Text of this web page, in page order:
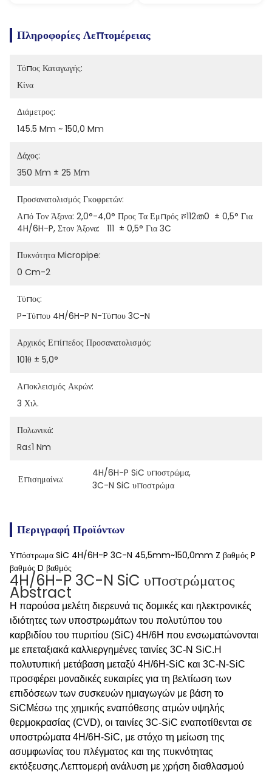
Πληροφορίες Λεπτομέρειας
Τόπος Καταγωγής:
Κίνα
Διάμετρος:
145.5 Mm ~ 150,0 Mm
Δάχος:
350 Μm ± 25 Μm
Προσανατολισμός Γκοφρετών:
Από Τον Άξονα: 2,0°-4,0° Προς Τα Εμπρός ሾ112ത0  ± 0,5° Για
4H/6H-P, Στον Άξονα:   111  ± 0,5° Για 3C
Πυκνότητα Micropipe:
0 Cm-2
Τύπος:
P-Τύπου 4H/6H-P N-Τύπου 3C-N
Αρχικός Επίπεδος Προσανατολισμός:
101θ ± 5,0°
Αποκλεισμός Ακρών:
3 Χιλ.
Πολωνικά:
Ra≤1 Nm
Επισημαίνω:
4H/6H-P SiC υποστρώμα,
3C-N SiC υποστρώμα
Περιγραφή Προϊόντων
Υπόστρωμα SiC 4H/6H-P 3C-N 45,5mm~150,0mm Z βαθμός P
βαθμός D βαθμός
4H/6H-P 3C-N SiC υποστρώματος
Abstract
Η παρούσα μελέτη διερευνά τις δομικές και ηλεκτρονικές
ιδιότητες των υποστρωμάτων του πολυτύπου του
καρβιδίου του πυριτίου (SiC) 4H/6H που ενσωματώνονται
με επεταξιακά καλλιεργημένες ταινίες 3C-N SiC.Η
πολυτυπική μετάβαση μεταξύ 4H/6H-SiC και 3C-N-SiC
προσφέρει μοναδικές ευκαιρίες για τη βελτίωση των
επιδόσεων των συσκευών ημιαγωγών με βάση το
SiCΜέσω της χημικής εναπόθεσης ατμών υψηλής
θερμοκρασίας (CVD), οι ταινίες 3C-SiC εναποτίθενται σε
υποστρώματα 4H/6H-SiC, με στόχο τη μείωση της
ασυμφωνίας του πλέγματος και της πυκνότητας
εκτόξευσης.Λεπτομερή ανάλυση με χρήση διαθλασμού